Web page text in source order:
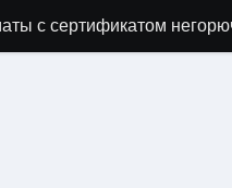
с сертификатом
и направляющих для